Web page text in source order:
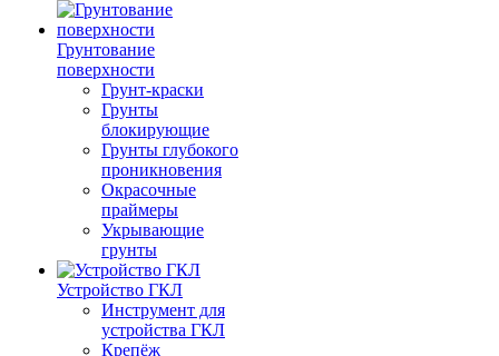
Грунтование
поверхности
Грунт-краски
Грунты
блокирующие
Грунты глубокого
проникновения
Окрасочные
праймеры
Укрывающие
грунты
Устройство ГКЛ
Инструмент для
устройства ГКЛ
Крепёж